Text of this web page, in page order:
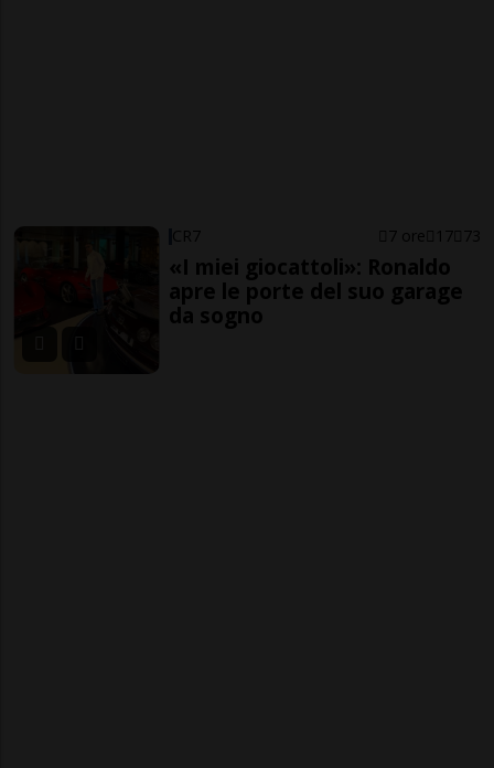
CR7 7 ore 17 73
«I miei giocattoli»: Ronaldo
apre le porte del suo garage
da sogno